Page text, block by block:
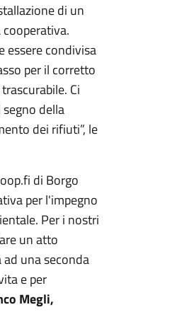
di un
essere condivisa
per il corretto
Ci
della
dei rifiuti”, le
di Borgo
per l'impegno
Per i nostri
un atto
una seconda
e per
Megli,